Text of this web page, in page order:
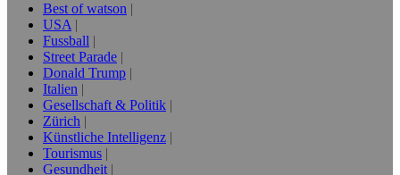
Best of watson
USA
Fussball
Street Parade
Donald Trump
Italien
Gesellschaft & Politik
Zürich
Künstliche Intelligenz
Tourismus
Gesundheit